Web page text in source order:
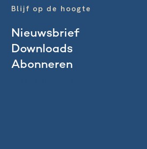
Blijf op de hoogte
Nieuwsbrief
Downloads
Abonneren